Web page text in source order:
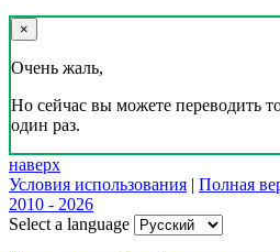
×
Очень жаль,
Но сейчас вы можете переводить
один раз.
наверх
Условия использования | Полная
2010 - 2026
Select a language